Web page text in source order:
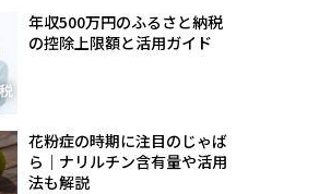
年収500万円のふるさと納税
の控除上限額と活用ガイド
花粉症の時期に注目のじゃば
ら｜ナリルチン含有量や活用
法も解説